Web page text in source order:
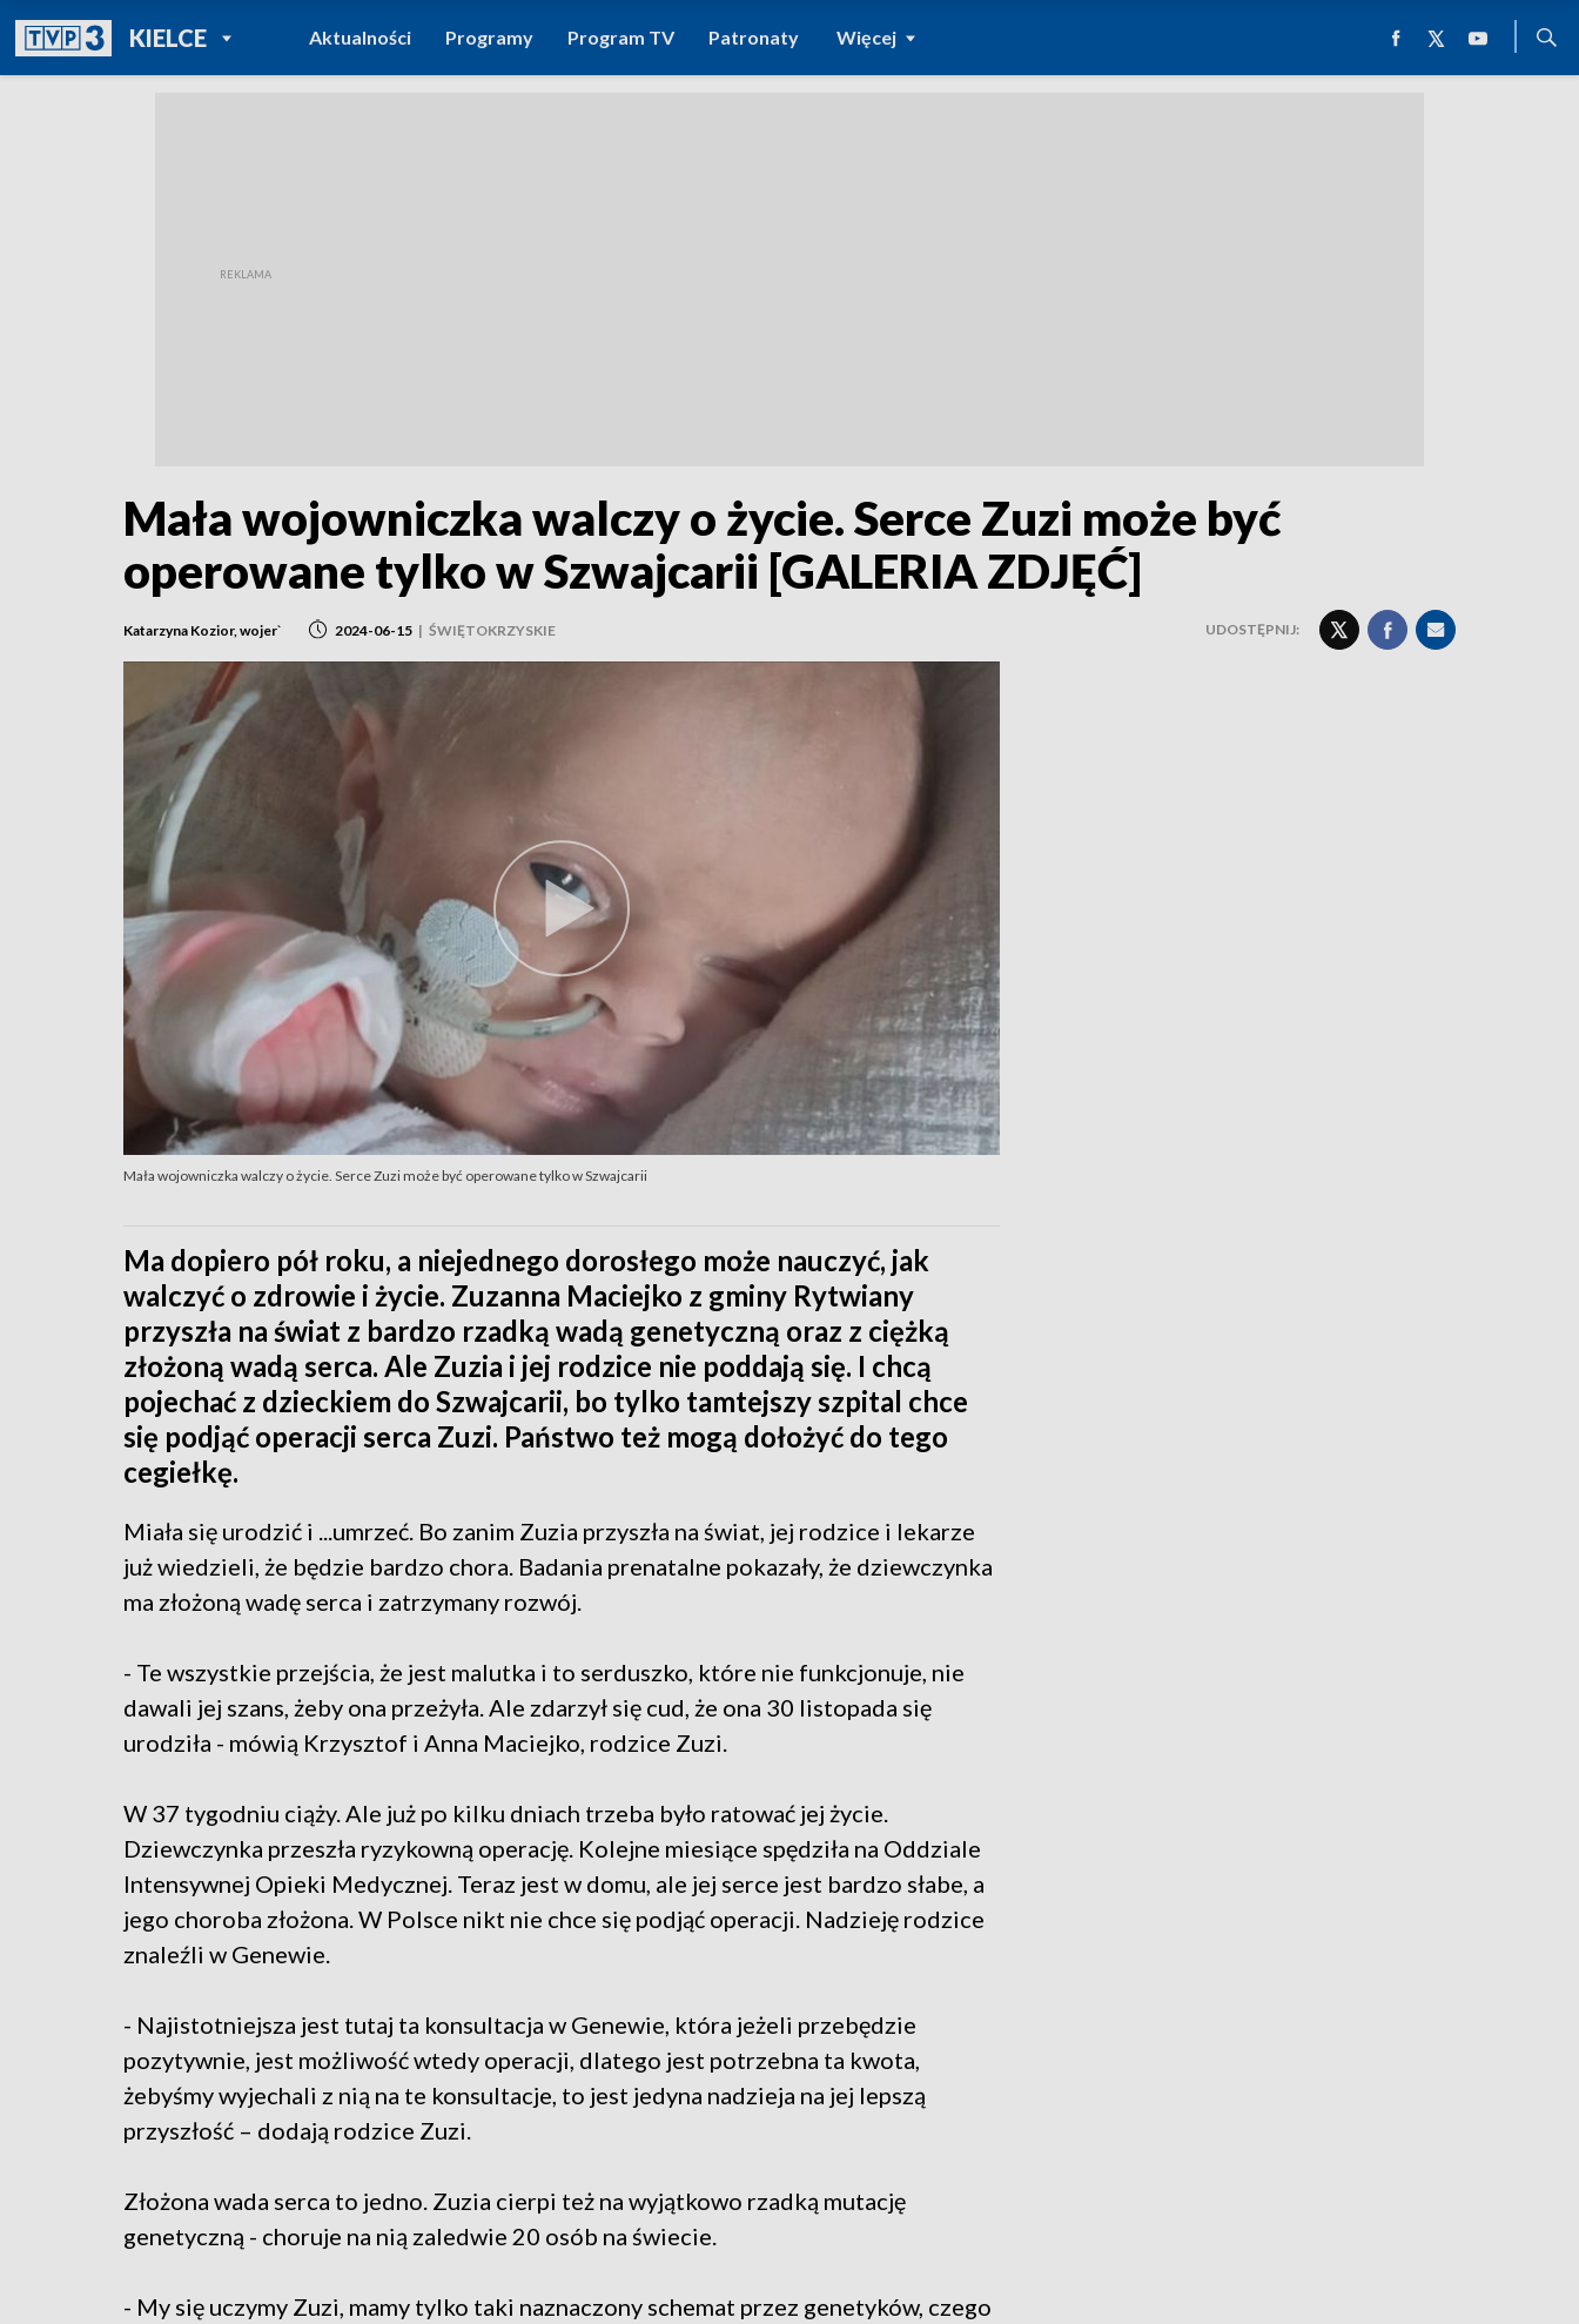
KIELCEPOWRÓT DO
TVP REGIONY
Aktualności Programy Program TV Patronaty Więcej
Mała wojowniczka walczy o życie. Serce Zuzi może być
operowane tylko w Szwajcarii [GALERIA ZDJĘĆ]
Katarzyna Kozior, wojer` 2024-06-15 | ŚWIĘTOKRZYSKIE UDOSTĘPNIJ:
Mała wojowniczka walczy o życie. Serce Zuzi może być operowane tylko w Szwajcarii
Ma dopiero pół roku, a niejednego dorosłego może nauczyć, jak
walczyć o zdrowie i życie. Zuzanna Maciejko z gminy Rytwiany
przyszła na świat z bardzo rzadką wadą genetyczną oraz z ciężką
złożoną wadą serca. Ale Zuzia i jej rodzice nie poddają się. I chcą
pojechać z dzieckiem do Szwajcarii, bo tylko tamtejszy szpital chce
się podjąć operacji serca Zuzi. Państwo też mogą dołożyć do tego
cegiełkę.
Miała się urodzić i ...umrzeć. Bo zanim Zuzia przyszła na świat, jej rodzice i lekarze
już wiedzieli, że będzie bardzo chora. Badania prenatalne pokazały, że dziewczynka
ma złożoną wadę serca i zatrzymany rozwój.
- Te wszystkie przejścia, że jest malutka i to serduszko, które nie funkcjonuje, nie
dawali jej szans, żeby ona przeżyła. Ale zdarzył się cud, że ona 30 listopada się
urodziła - mówią Krzysztof i Anna Maciejko, rodzice Zuzi.
W 37 tygodniu ciąży. Ale już po kilku dniach trzeba było ratować jej życie.
Dziewczynka przeszła ryzykowną operację. Kolejne miesiące spędziła na Oddziale
Intensywnej Opieki Medycznej. Teraz jest w domu, ale jej serce jest bardzo słabe, a
jego choroba złożona. W Polsce nikt nie chce się podjąć operacji. Nadzieję rodzice
znaleźli w Genewie.
- Najistotniejsza jest tutaj ta konsultacja w Genewie, która jeżeli przebędzie
pozytywnie, jest możliwość wtedy operacji, dlatego jest potrzebna ta kwota,
żebyśmy wyjechali z nią na te konsultacje, to jest jedyna nadzieja na jej lepszą
przyszłość – dodają rodzice Zuzi.
Złożona wada serca to jedno. Zuzia cierpi też na wyjątkowo rzadką mutację
genetyczną - choruje na nią zaledwie 20 osób na świecie.
- My się uczymy Zuzi, mamy tylko taki naznaczony schemat przez genetyków, czego